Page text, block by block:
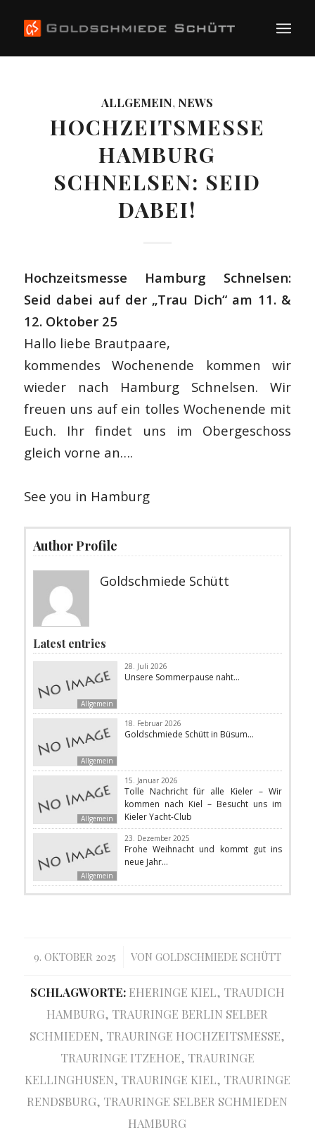
ALLGEMEIN, NEWS
HOCHZEITSMESSE
HAMBURG
SCHNELSEN: SEID
DABEI!
Hochzeitsmesse Hamburg Schnelsen:
Seid dabei auf der „Trau Dich“ am 11. &
12. Oktober 25
Hallo liebe Brautpaare,
kommendes Wochenende kommen wir
wieder nach Hamburg Schnelsen. Wir
freuen uns auf ein tolles Wochenende mit
Euch. Ihr findet uns im Obergeschoss
gleich vorne an….
See you in Hamburg
Author Profile
Goldschmiede Schütt
Latest entries
Allgemein
28. Juli 2026
Unsere Sommerpause naht…
Allgemein
18. Februar 2026
Goldschmiede Schütt in Büsum…
Allgemein
15. Januar 2026
Tolle Nachricht für alle Kieler – Wir
kommen nach Kiel – Besucht uns im
Kieler Yacht-Club
Allgemein
23. Dezember 2025
Frohe Weihnacht und kommt gut ins
neue Jahr…
9. OKTOBER 2025
/ VON GOLDSCHMIEDE SCHÜTT
SCHLAGWORTE: EHERINGE KIEL, TRAUDICH
HAMBURG, TRAURINGE BERLIN SELBER
SCHMIEDEN, TRAURINGE HOCHZEITSMESSE,
TRAURINGE ITZEHOE, TRAURINGE
KELLINGHUSEN, TRAURINGE KIEL, TRAURINGE
RENDSBURG, TRAURINGE SELBER SCHMIEDEN
HAMBURG